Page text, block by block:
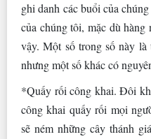
ghi danh các buổi của
của chúng tôi, mặc dù
vậy. Một số trong số này
nhưng một số khác có
*Quấy rối công khai. Đôi
công khai quấy rối mọi
sẽ ném những cây thánh